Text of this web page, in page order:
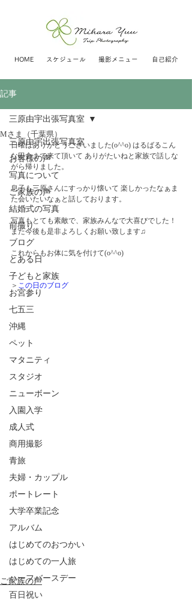
HOME スケジュール 撮影メニュー 自己紹介
記事
三原由宇出張写真室
お客様の声
写真について
ご家族の声
結婚式の写真
前撮り
ブログ
とある日
子どもと家族
お宮参り
七五三
沖縄
ペット
マタニティ
スタジオ
ニューボーン
入園入学
成人式
商用撮影
青旅
夫婦・カップル
ポートレート
大学卒業記念
アルバム
はじめてのおつかい
はじめての一人旅
ハーフバースデー
百日祝い
三原由宇出張写真室
Mさま（千葉県）
日曜はありがとうございました(o^^o) はるばるこん
な田舎まで来て頂いて ありがたいねと家族で話しな
がら帰りました。
息子も三原さんにすっかり懐いて 楽しかったなぁま
た会いたいなぁと話しております。
写真もとても素敵で、家族みんなで大喜びでした！
また今後も是非よろしくお願い致します♫
これからもお体に気を付けて(o^^o)
＞ この日のブログ
ご家族の声